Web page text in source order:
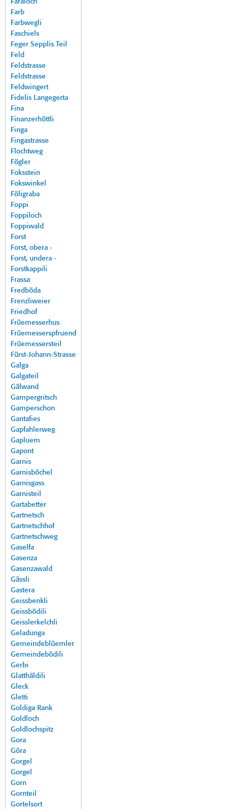
Faraloch
Farb
Farbwegli
Faschiels
Feger Sepplis Teil
Feld
Feldstrasse
Feldstrasse
Feldwingert
Fidelis Langegerta
Fina
Finanzerhöttli
Finga
Fingastrasse
Flochtweg
Fögler
Foksstein
Fokswinkel
Föligraba
Foppi
Foppiloch
Foppiwald
Forst
Forst, obera -
Forst, undera -
Forstkappili
Frassa
Fredböda
Frenzliweier
Friedhof
Früemesserhus
Früemesserspfruend
Früemessersteil
Fürst-Johann-Strasse
Galga
Galgateil
Gälwand
Gampergritsch
Gamperschon
Gantafies
Gapfahlerweg
Gapluem
Gapont
Garnis
Garnisböchel
Garnisgass
Garnisteil
Gartabetter
Gartnetsch
Gartnetschhof
Gartnetschweg
Gaselfa
Gasenza
Gasenzawald
Gässli
Gastera
Geissbenkli
Geissbödili
Geisslerkelchli
Geladunga
Gemeindeblüemler
Gemeindebödili
Gerbi
Glatthäldili
Gleck
Gletti
Goldiga Rank
Goldloch
Goldlochspitz
Gora
Göra
Gorgel
Gorgel
Gorn
Gornteil
Gortelsort